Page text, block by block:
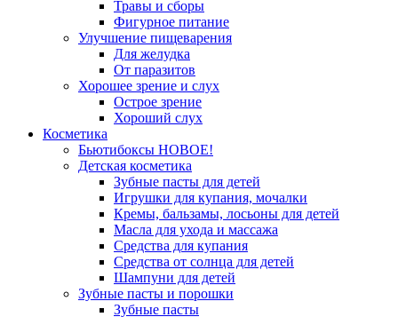
Травы и сборы
Фигурное питание
Улучшение пищеварения
Для желудка
От паразитов
Хорошее зрение и слух
Острое зрение
Хороший слух
Косметика
Бьютибоксы НОВОЕ!
Детская косметика
Зубные пасты для детей
Игрушки для купания, мочалки
Кремы, бальзамы, лосьоны для детей
Масла для ухода и массажа
Средства для купания
Средства от солнца для детей
Шампуни для детей
Зубные пасты и порошки
Зубные пасты